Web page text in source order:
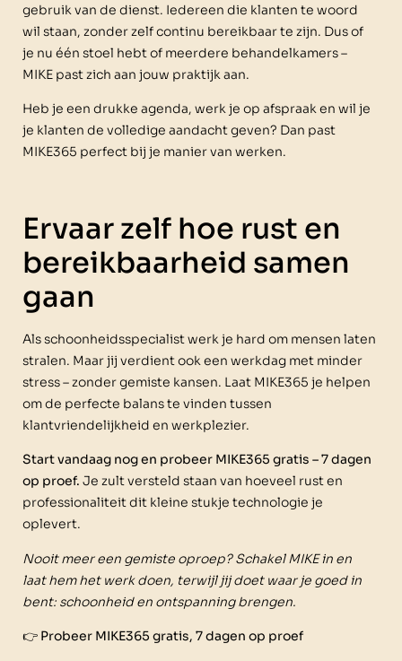
gebruik van de dienst. Iedereen die klanten te woord
wil staan, zonder zelf continu bereikbaar te zijn. Dus of
je nu één stoel hebt of meerdere behandelkamers –
MIKE past zich aan jouw praktijk aan.
Heb je een drukke agenda, werk je op afspraak en wil je
je klanten de volledige aandacht geven? Dan past
MIKE365 perfect bij je manier van werken.
Ervaar zelf hoe rust en
bereikbaarheid samen
gaan
Als schoonheidsspecialist werk je hard om mensen laten
stralen. Maar jij verdient ook een werkdag met minder
stress – zonder gemiste kansen. Laat MIKE365 je helpen
om de perfecte balans te vinden tussen
klantvriendelijkheid en werkplezier.
Start vandaag nog en probeer MIKE365 gratis – 7 dagen
op proef. Je zult versteld staan van hoeveel rust en
professionaliteit dit kleine stukje technologie je
oplevert.
Nooit meer een gemiste oproep? Schakel MIKE in en
laat hem het werk doen, terwijl jij doet waar je goed in
bent: schoonheid en ontspanning brengen.
👉 Probeer MIKE365 gratis, 7 dagen op proef